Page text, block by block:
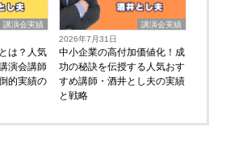
講演会実績
は？人気
演会講師
的実績の
講演会実績
2026年7月31日
中小企業の高付加価値化！成
功の秘訣を伝授する人気おす
すめ講師・酒井とし夫の実績
と戦略